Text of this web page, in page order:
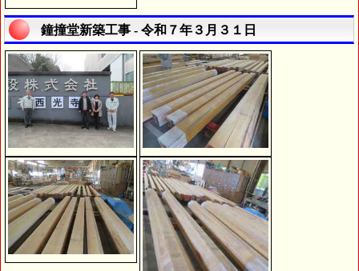
鐘撞堂新築工事 - 令和７年３月３１日